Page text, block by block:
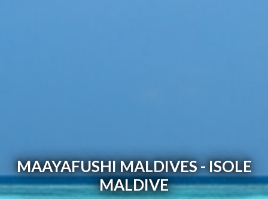
MAAYAFUSHI MALDIVES - ISOLE
MALDIVE